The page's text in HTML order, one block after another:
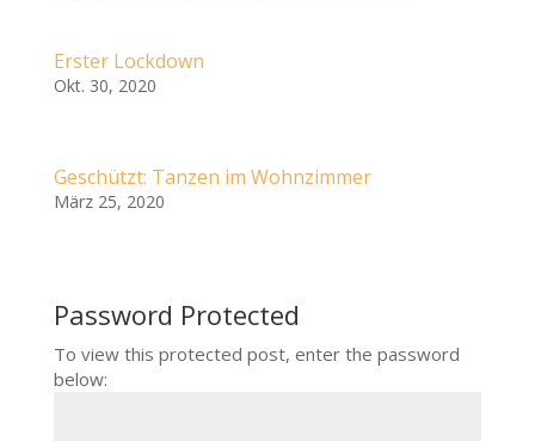
Erster Lockdown
Okt. 30, 2020
Geschützt: Tanzen im Wohnzimmer
März 25, 2020
Password Protected
To view this protected post, enter the password
below: